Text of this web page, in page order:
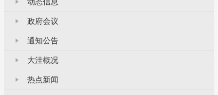
动态信息
政府会议
通知公告
大洼概况
热点新闻